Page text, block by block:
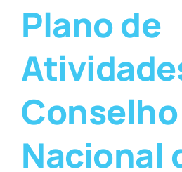
Plano de
Conselho
Nacional